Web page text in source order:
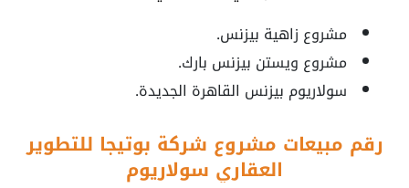
مشروع زاهية بيزنس.
مشروع ويستن بيزنس بارك.
سولاريوم بيزنس القاهرة الجديدة.
رقم مبيعات مشروع شركة بوتيجا للتطوير
العقاري سولاريوم